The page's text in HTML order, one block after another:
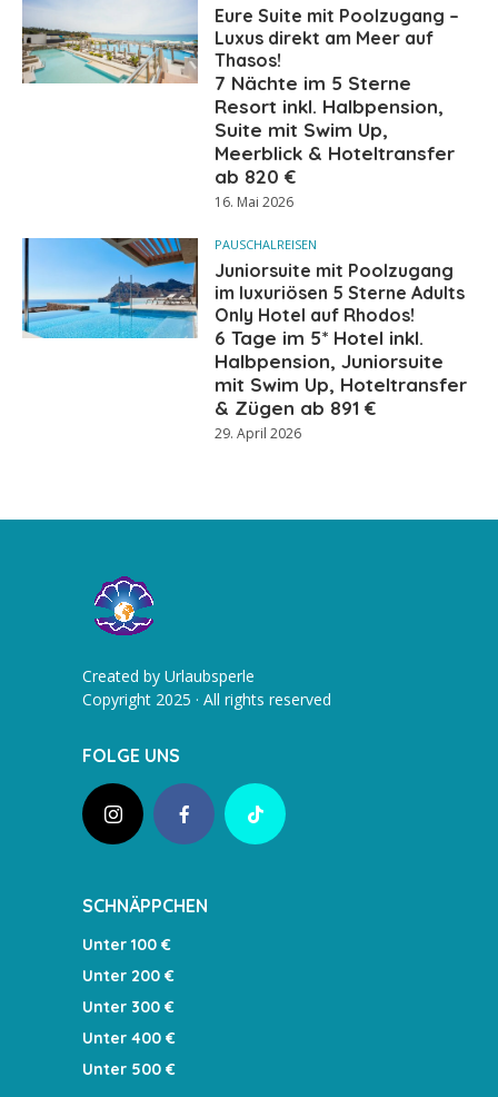
Eure Suite mit Poolzugang –
Luxus direkt am Meer auf
Thasos!
7 Nächte im 5 Sterne
Resort inkl. Halbpension,
Suite mit Swim Up,
Meerblick & Hoteltransfer
ab 820 €
16. Mai 2026
PAUSCHALREISEN
Juniorsuite mit Poolzugang
im luxuriösen 5 Sterne Adults
Only Hotel auf Rhodos!
6 Tage im 5* Hotel inkl.
Halbpension, Juniorsuite
mit Swim Up, Hoteltransfer
& Zügen ab 891 €
29. April 2026
Created by Urlaubsperle
Copyright 2025 · All rights reserved
FOLGE UNS
SCHNÄPPCHEN
Unter 100 €
Unter 200 €
Unter 300 €
Unter 400 €
Unter 500 €